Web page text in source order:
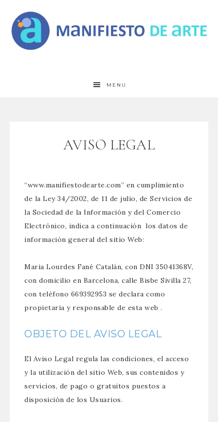
MENU
AVISO LEGAL
“www.manifiestodearte.com” en cumplimiento
de la Ley 34/2002, de 11 de julio, de Servicios de
la Sociedad de la Información y del Comercio
Electrónico, indica a continuación los datos de
información general del sitio Web:
Maria Lourdes Fané Catalán, con DNI 35041368V,
con domicilio en Barcelona, calle Bisbe Sivilla 27,
con teléfono 669392953 se declara como
propietaria y responsable de esta web .
OBJETO DEL AVISO LEGAL
El Aviso Legal regula las condiciones, el acceso
y la utilización del sitio Web, sus contenidos y
servicios, de pago o gratuitos puestos a
disposición de los Usuarios.